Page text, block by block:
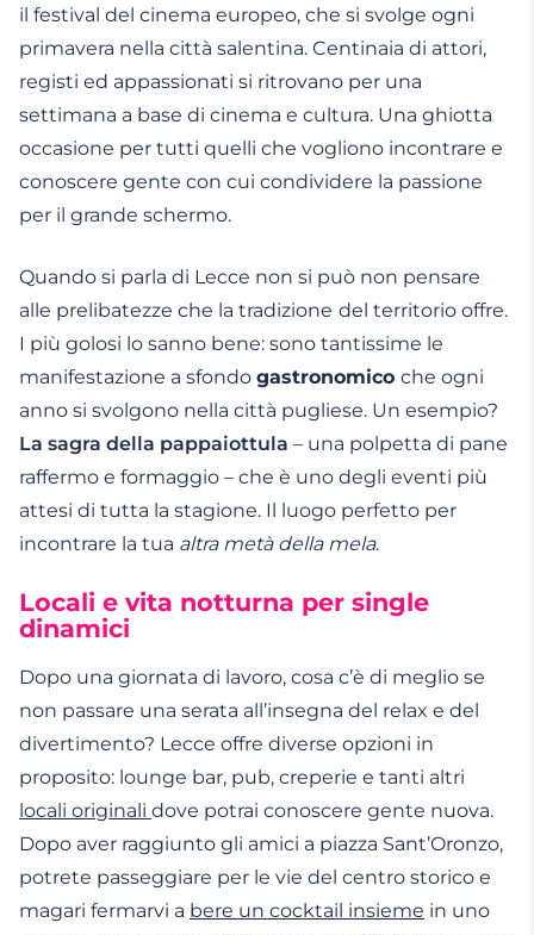
il festival del cinema europeo, che si svolge ogni
primavera nella città salentina. Centinaia di attori,
registi ed appassionati si ritrovano per una
settimana a base di cinema e cultura. Una ghiotta
occasione per tutti quelli che vogliono incontrare e
conoscere gente con cui condividere la passione
per il grande schermo.
Quando si parla di Lecce non si può non pensare
alle prelibatezze che la tradizione del territorio offre.
I più golosi lo sanno bene: sono tantissime le
manifestazione a sfondo gastronomico che ogni
anno si svolgono nella città pugliese. Un esempio?
La sagra della pappaiottula – una polpetta di pane
raffermo e formaggio – che è uno degli eventi più
attesi di tutta la stagione. Il luogo perfetto per
incontrare la tua altra metà della mela.
Locali e vita notturna per single
dinamici
Dopo una giornata di lavoro, cosa c’è di meglio se
non passare una serata all’insegna del relax e del
divertimento? Lecce offre diverse opzioni in
proposito: lounge bar, pub, creperie e tanti altri
locali originali dove potrai conoscere gente nuova.
Dopo aver raggiunto gli amici a piazza Sant’Oronzo,
potrete passeggiare per le vie del centro storico e
magari fermarvi a bere un cocktail insieme in uno